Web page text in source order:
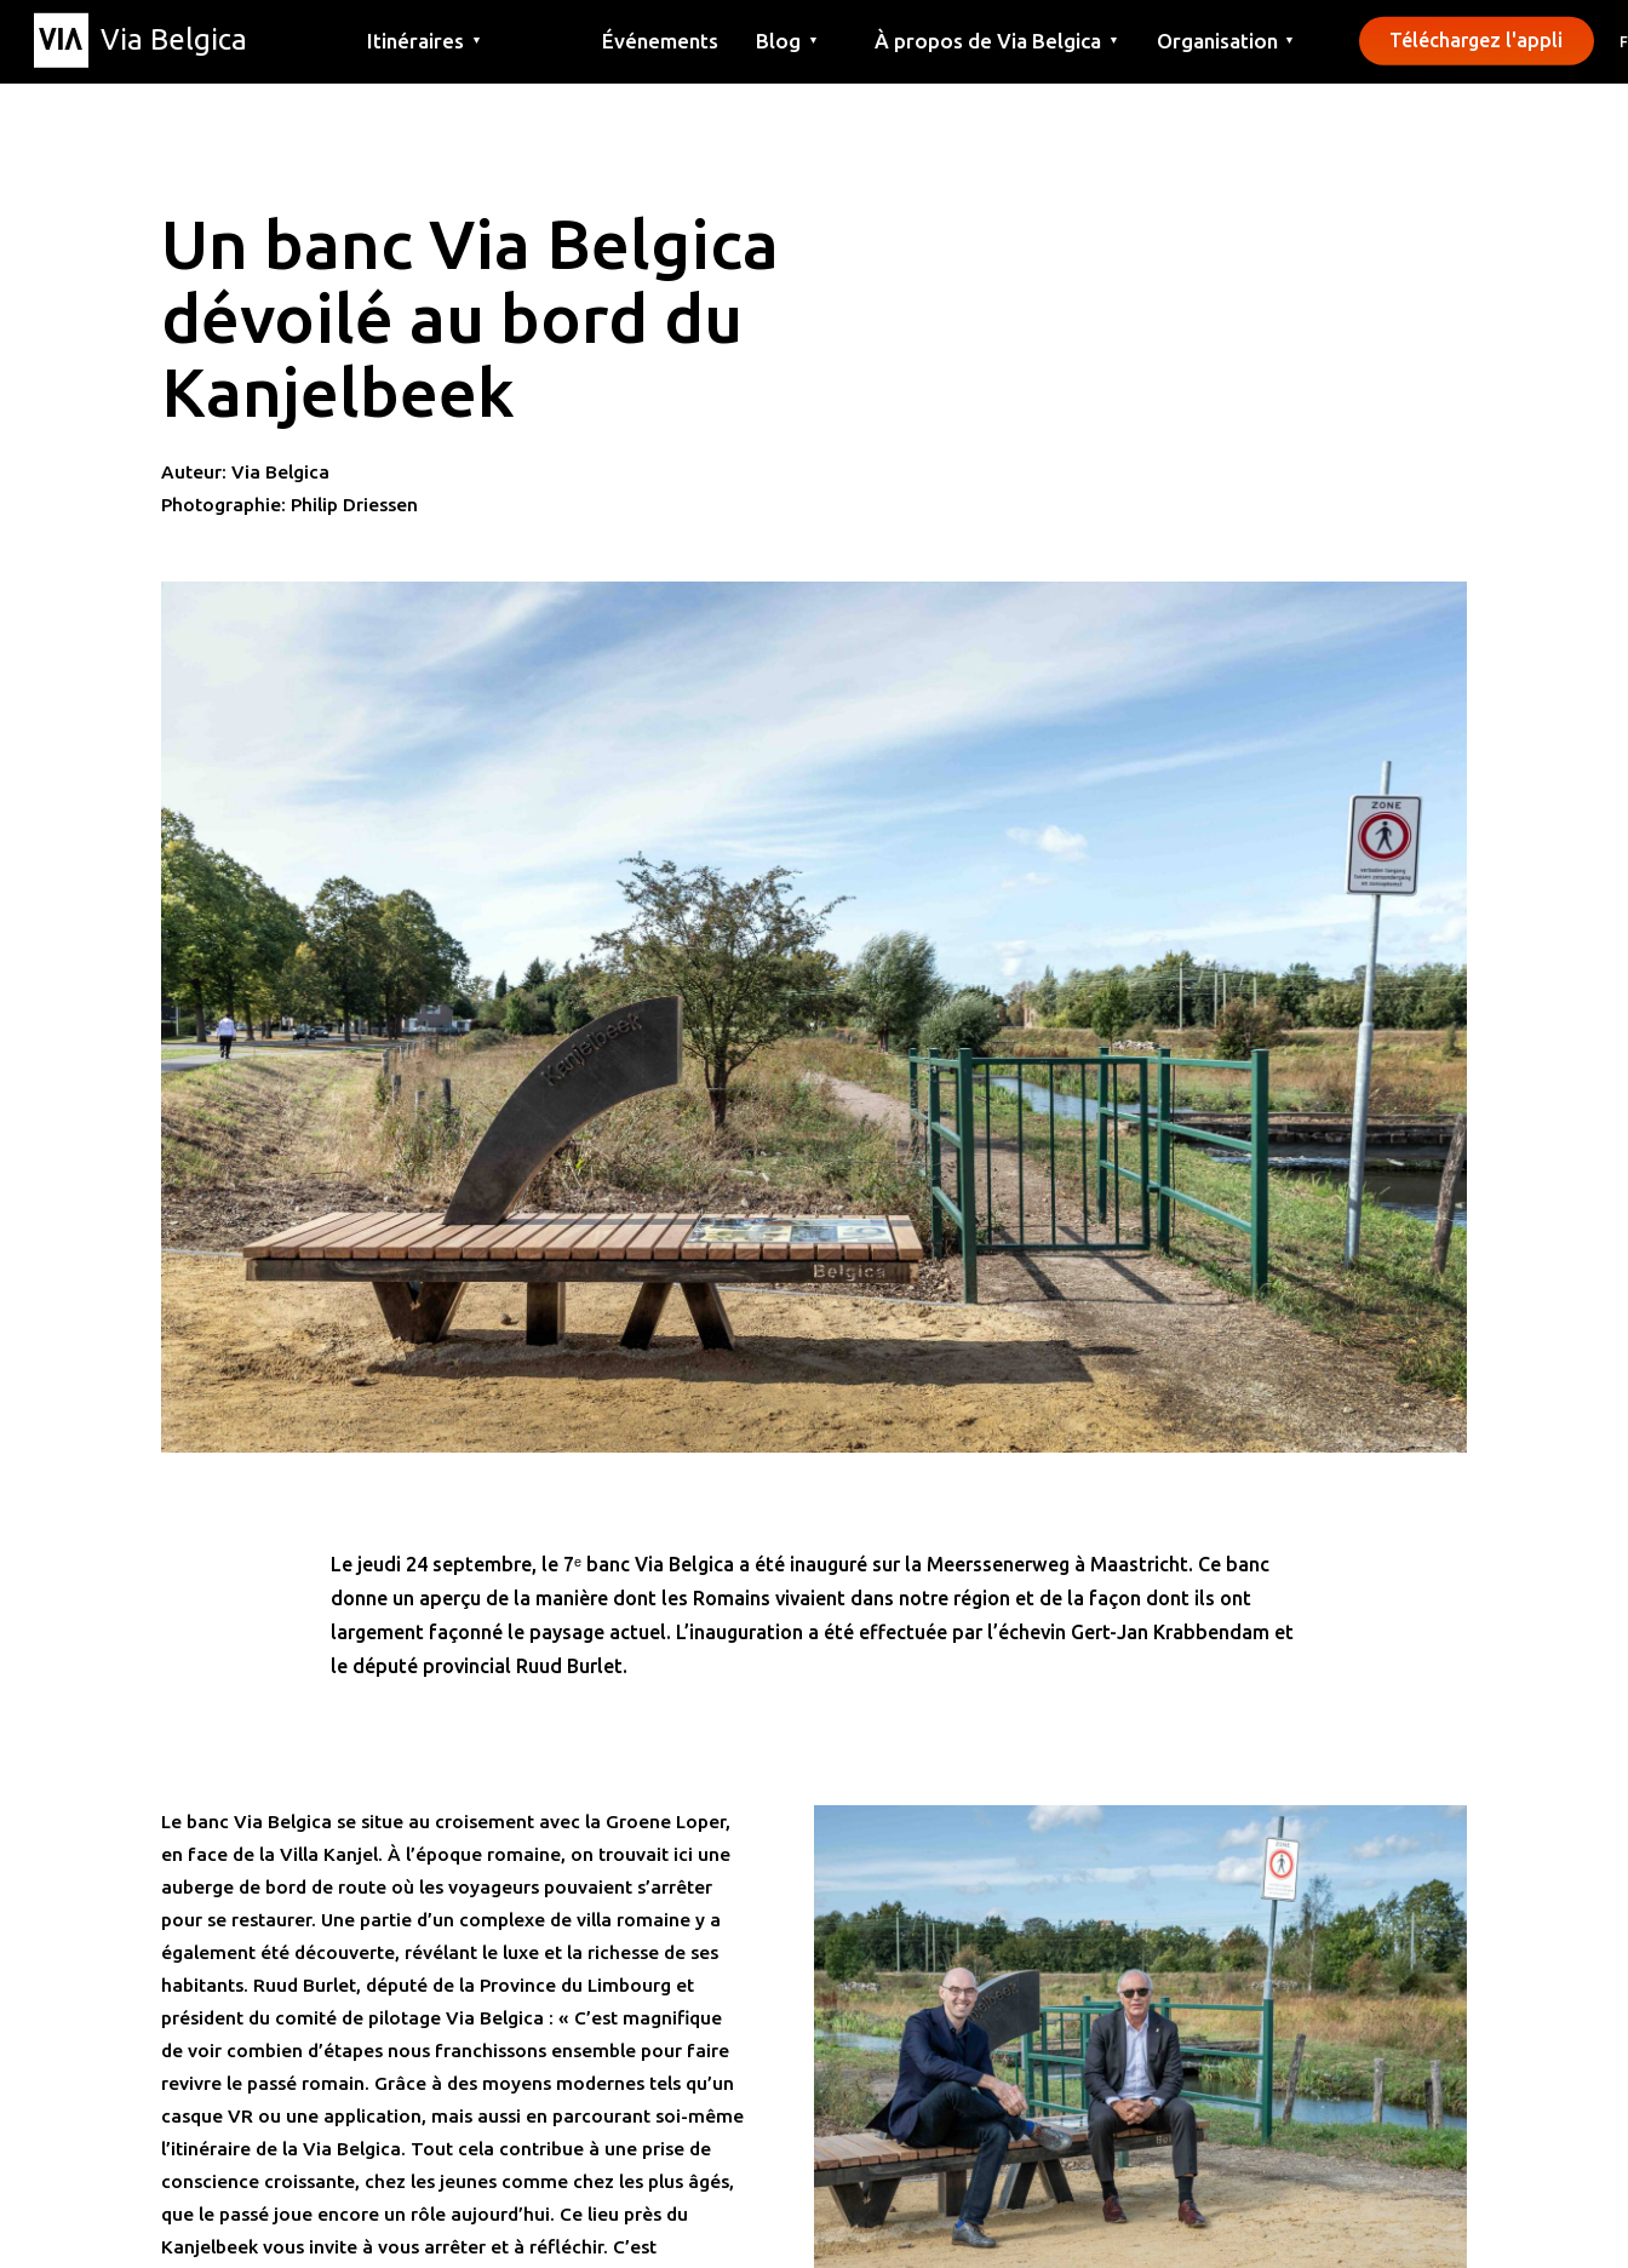
Via Belgica Itinéraires ▼ Événements Blog ▼ À propos de Via Belgica ▼ Organisation ▼ Téléchargez l'appli
Un banc Via Belgica
dévoilé au bord du
Kanjelbeek
Auteur: Via Belgica
Photographie: Philip Driessen
Le jeudi 24 septembre, le 7ᵉ banc Via Belgica a été inauguré sur la Meerssenerweg à Maastricht. Ce banc
donne un aperçu de la manière dont les Romains vivaient dans notre région et de la façon dont ils ont
largement façonné le paysage actuel. L’inauguration a été effectuée par l’échevin Gert-Jan Krabbendam et
le député provincial Ruud Burlet.
Le banc Via Belgica se situe au croisement avec la Groene Loper,
en face de la Villa Kanjel. À l’époque romaine, on trouvait ici une
auberge de bord de route où les voyageurs pouvaient s’arrêter
pour se restaurer. Une partie d’un complexe de villa romaine y a
également été découverte, révélant le luxe et la richesse de ses
habitants. Ruud Burlet, député de la Province du Limbourg et
président du comité de pilotage Via Belgica : « C’est magnifique
de voir combien d’étapes nous franchissons ensemble pour faire
revivre le passé romain. Grâce à des moyens modernes tels qu’un
casque VR ou une application, mais aussi en parcourant soi-même
l’itinéraire de la Via Belgica. Tout cela contribue à une prise de
conscience croissante, chez les jeunes comme chez les plus âgés,
que le passé joue encore un rôle aujourd’hui. Ce lieu près du
Kanjelbeek vous invite à vous arrêter et à réfléchir. C’est